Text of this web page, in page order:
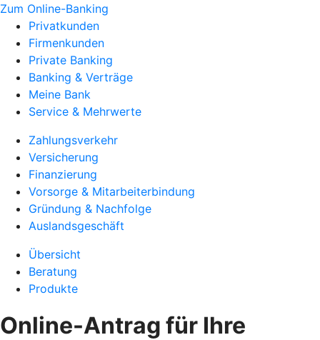
Zum Online-Banking
Privatkunden
Firmenkunden
Private Banking
Banking & Verträge
Meine Bank
Service & Mehrwerte
Zahlungsverkehr
Versicherung
Finanzierung
Vorsorge & Mitarbeiterbindung
Gründung & Nachfolge
Auslandsgeschäft
Übersicht
Beratung
Produkte
Online-Antrag für Ihre